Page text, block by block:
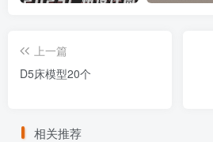
上一篇
D5床模型20个
相关推荐